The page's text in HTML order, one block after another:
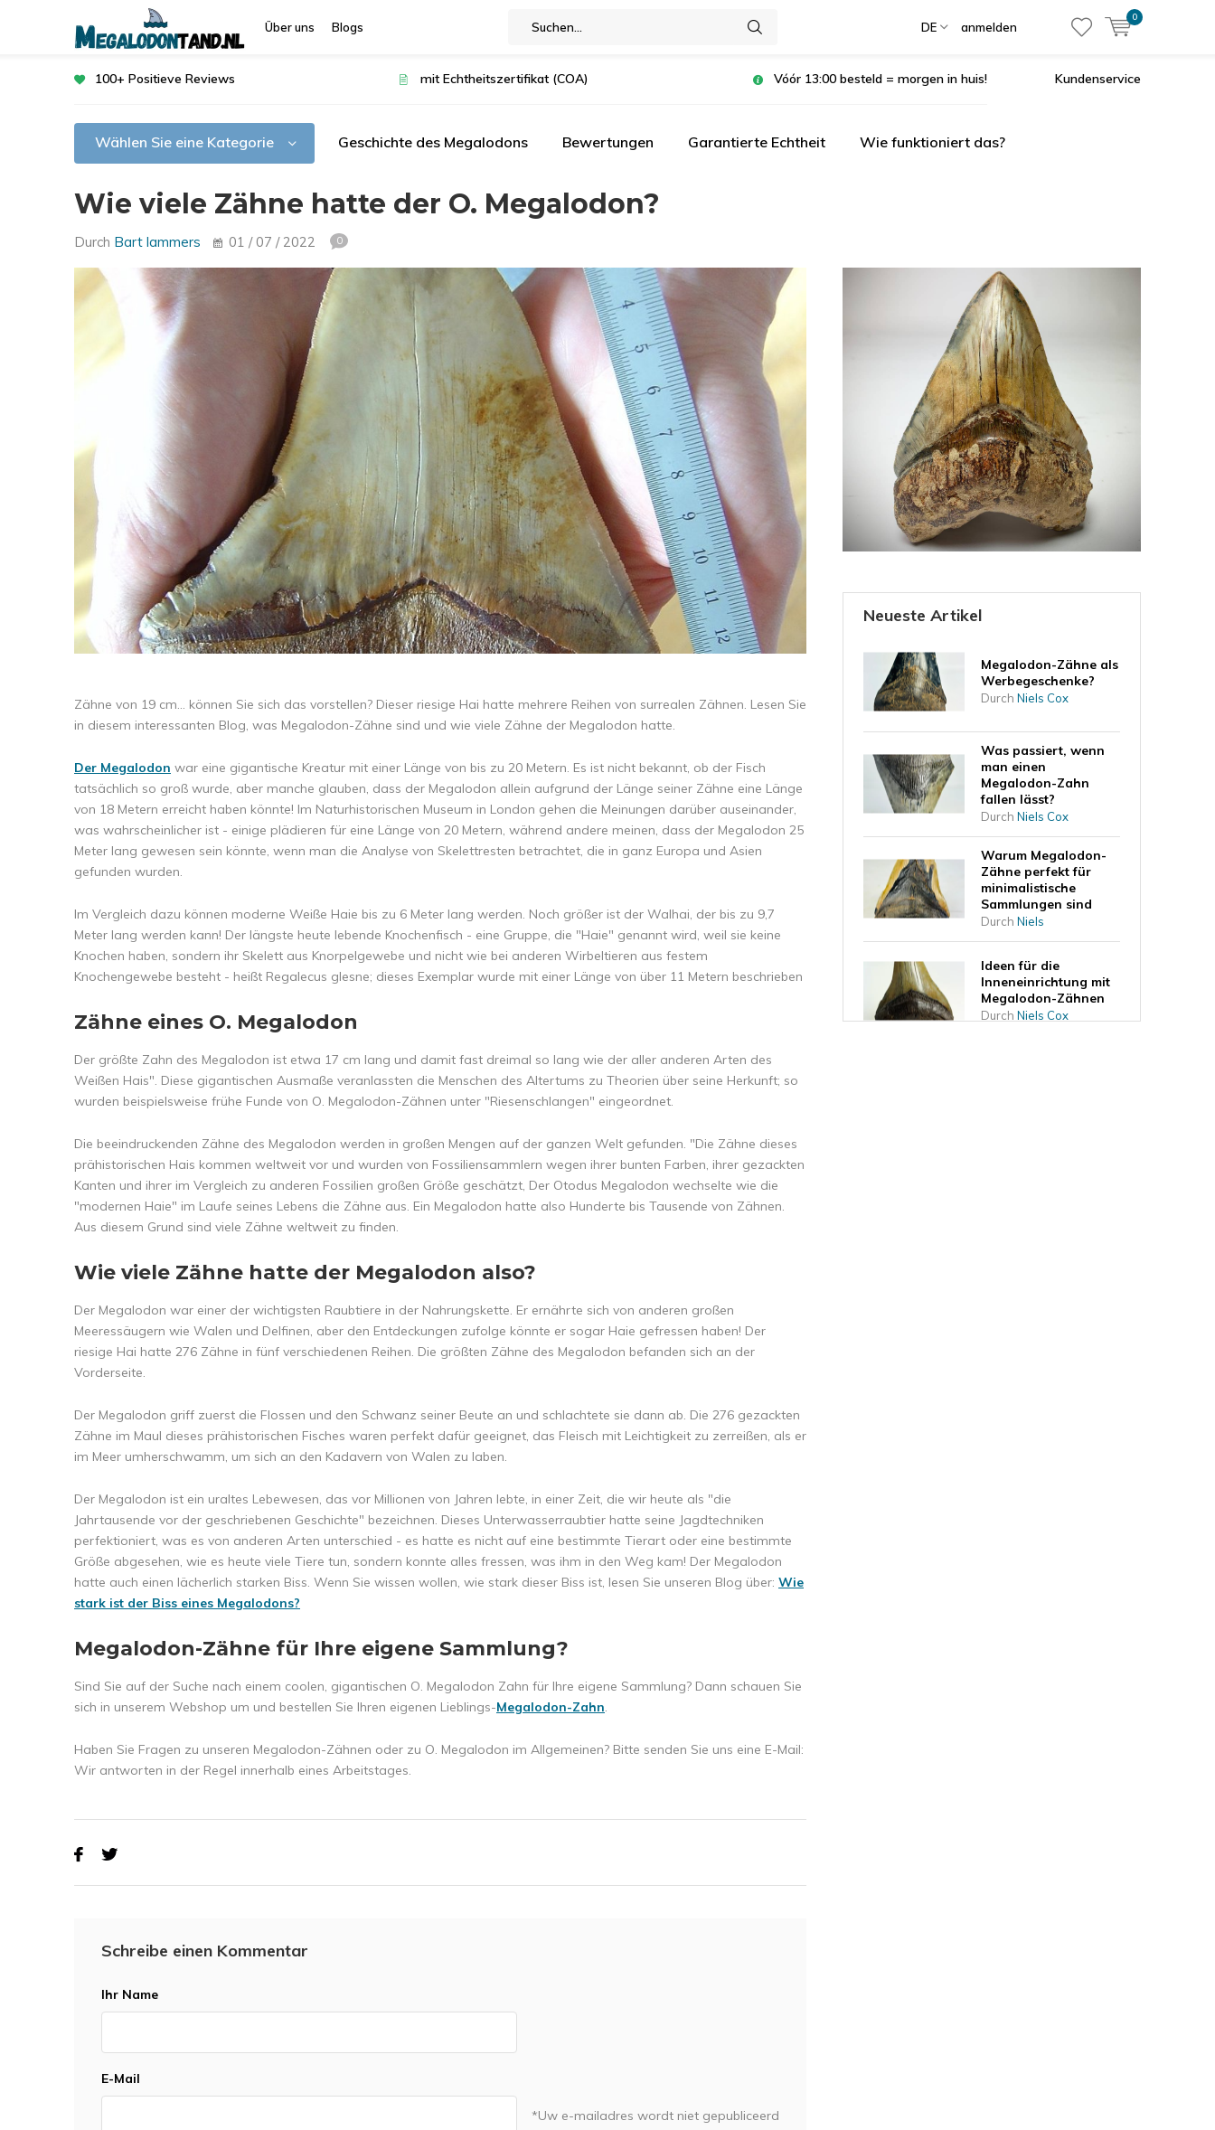
Über uns Blogs DE anmelden
0
100+ Positieve Reviews mit Echtheitszertifikat (COA) Vóór 13:00 besteld = morgen in huis! Kundenservice
Wählen Sie eine Kategorie Geschichte des Megalodons Bewertungen Garantierte Echtheit Wie funktioniert das?
Wie viele Zähne hatte der O. Megalodon?
Durch Bart lammers 01 / 07 / 2022 0
Zähne von 19 cm... können Sie sich das vorstellen? Dieser riesige Hai hatte mehrere Reihen von surrealen Zähnen. Lesen Sie
in diesem interessanten Blog, was Megalodon-Zähne sind und wie viele Zähne der Megalodon hatte.
Der Megalodon war eine gigantische Kreatur mit einer Länge von bis zu 20 Metern. Es ist nicht bekannt, ob der Fisch
tatsächlich so groß wurde, aber manche glauben, dass der Megalodon allein aufgrund der Länge seiner Zähne eine Länge
von 18 Metern erreicht haben könnte! Im Naturhistorischen Museum in London gehen die Meinungen darüber auseinander,
was wahrscheinlicher ist - einige plädieren für eine Länge von 20 Metern, während andere meinen, dass der Megalodon 25
Meter lang gewesen sein könnte, wenn man die Analyse von Skelettresten betrachtet, die in ganz Europa und Asien
gefunden wurden.
Im Vergleich dazu können moderne Weiße Haie bis zu 6 Meter lang werden. Noch größer ist der Walhai, der bis zu 9,7
Meter lang werden kann! Der längste heute lebende Knochenfisch - eine Gruppe, die "Haie" genannt wird, weil sie keine
Knochen haben, sondern ihr Skelett aus Knorpelgewebe und nicht wie bei anderen Wirbeltieren aus festem
Knochengewebe besteht - heißt Regalecus glesne; dieses Exemplar wurde mit einer Länge von über 11 Metern beschrieben
Zähne eines O. Megalodon
Der größte Zahn des Megalodon ist etwa 17 cm lang und damit fast dreimal so lang wie der aller anderen Arten des
Weißen Hais". Diese gigantischen Ausmaße veranlassten die Menschen des Altertums zu Theorien über seine Herkunft; so
wurden beispielsweise frühe Funde von O. Megalodon-Zähnen unter "Riesenschlangen" eingeordnet.
Die beeindruckenden Zähne des Megalodon werden in großen Mengen auf der ganzen Welt gefunden. "Die Zähne dieses
prähistorischen Hais kommen weltweit vor und wurden von Fossiliensammlern wegen ihrer bunten Farben, ihrer gezackten
Kanten und ihrer im Vergleich zu anderen Fossilien großen Größe geschätzt, Der Otodus Megalodon wechselte wie die
"modernen Haie" im Laufe seines Lebens die Zähne aus. Ein Megalodon hatte also Hunderte bis Tausende von Zähnen.
Aus diesem Grund sind viele Zähne weltweit zu finden.
Wie viele Zähne hatte der Megalodon also?
Der Megalodon war einer der wichtigsten Raubtiere in der Nahrungskette. Er ernährte sich von anderen großen
Meeressäugern wie Walen und Delfinen, aber den Entdeckungen zufolge könnte er sogar Haie gefressen haben! Der
riesige Hai hatte 276 Zähne in fünf verschiedenen Reihen. Die größten Zähne des Megalodon befanden sich an der
Vorderseite.
Der Megalodon griff zuerst die Flossen und den Schwanz seiner Beute an und schlachtete sie dann ab. Die 276 gezackten
Zähne im Maul dieses prähistorischen Fisches waren perfekt dafür geeignet, das Fleisch mit Leichtigkeit zu zerreißen, als er
im Meer umherschwamm, um sich an den Kadavern von Walen zu laben.
Der Megalodon ist ein uraltes Lebewesen, das vor Millionen von Jahren lebte, in einer Zeit, die wir heute als "die
Jahrtausende vor der geschriebenen Geschichte" bezeichnen. Dieses Unterwasserraubtier hatte seine Jagdtechniken
perfektioniert, was es von anderen Arten unterschied - es hatte es nicht auf eine bestimmte Tierart oder eine bestimmte
Größe abgesehen, wie es heute viele Tiere tun, sondern konnte alles fressen, was ihm in den Weg kam! Der Megalodon
hatte auch einen lächerlich starken Biss. Wenn Sie wissen wollen, wie stark dieser Biss ist, lesen Sie unseren Blog über: Wie
stark ist der Biss eines Megalodons?
Megalodon-Zähne für Ihre eigene Sammlung?
Sind Sie auf der Suche nach einem coolen, gigantischen O. Megalodon Zahn für Ihre eigene Sammlung? Dann schauen Sie
sich in unserem Webshop um und bestellen Sie Ihren eigenen Lieblings-Megalodon-Zahn.
Haben Sie Fragen zu unseren Megalodon-Zähnen oder zu O. Megalodon im Allgemeinen? Bitte senden Sie uns eine E-Mail:
Wir antworten in der Regel innerhalb eines Arbeitstages.
Schreibe einen Kommentar
Ihr Name
E-Mail
*Uw e-mailadres wordt niet gepubliceerd
Neueste Artikel
Megalodon-Zähne als
Werbegeschenke?
Durch Niels Cox
Was passiert, wenn
man einen
Megalodon-Zahn
fallen lässt?
Durch Niels Cox
Warum Megalodon-
Zähne perfekt für
minimalistische
Sammlungen sind
Durch Niels
Ideen für die
Inneneinrichtung mit
Megalodon-Zähnen
Durch Niels Cox